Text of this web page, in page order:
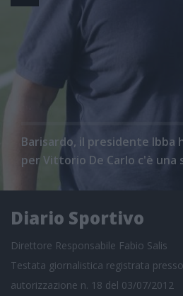
Barisardo, il presidente Ibba
per Vittorio De Carlo c'è una
Diario Sportivo
Direttore Responsabile Fabio Salis
Testata giornalistica registrata
autorizzazione n. 18 del 03/07/2012